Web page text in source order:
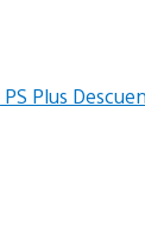
PS Plus